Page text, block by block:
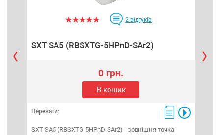
2 відгуків
SXT SA5 (RBSXTG-5HPnD-SAr2)
0 грн.
В кошик
Переваги:
SXT SA5 (RBSXTG-5HPnD-SAr2) - зовнішня точка